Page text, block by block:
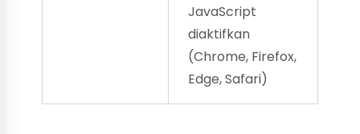
JavaScript
diaktifkan
(Chrome, Firefox,
Edge, Safari)